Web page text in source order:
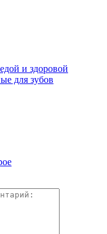
и здоровой
для зубов